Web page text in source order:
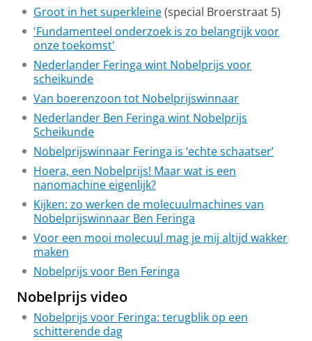
Groot in het superkleine(special Broerstraat 5)
'Fundamenteel onderzoek is zo belangrijk voor
onze toekomst'
Nederlander Feringa wint Nobelprijs voor
scheikunde
Van boerenzoon tot Nobelprijswinnaar
Nederlander Ben Feringa wint Nobelprijs
Scheikunde
Nobelprijswinnaar Feringa is ‘echte schaatser’
Hoera, een Nobelprijs! Maar wat is een
nanomachine eigenlijk?
Kijken: zo werken de molecuulmachines van
Nobelprijswinnaar Ben Feringa
Voor een mooi molecuul mag je mij altijd wakker
maken
Nobelprijs voor Ben Feringa
Nobelprijs video
Nobelprijs voor Feringa: terugblik op een
schitterende dag